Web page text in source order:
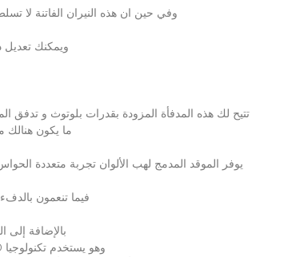
وفي حين ان هذه النيران الفاتنة لا
ويمكنك تعديل
تتيح لك هذه المدفأة المزودة بقدرات بلوتوث و تدفق
ما يكون هنالك
يوفر الموقد المدمج لهب الألوان تجربة متعددة
فيما تنعمون بالدفء
بالإضافة إلى
وهو يستخدم تكنولوجيا